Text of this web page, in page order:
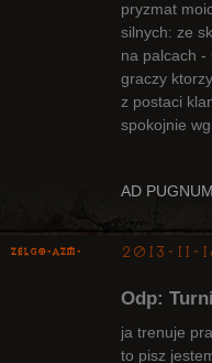
pryzmat
silnych: ze
na palcach -
graczy
z postaci
spokojnie
AD PUGNUM
ZelgO-AZM- 2013-11-
Odp:
ja trenuje
to pisz